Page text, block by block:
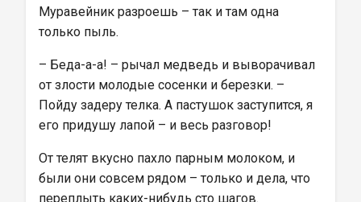
Муравейник разроешь – так и там одна
только пыль.
– Беда-а-а! – рычал медведь и выворачивал
от злости молодые сосенки и березки. –
Пойду задеру телка. А пастушок заступится, я
его придушу лапой – и весь разговор!
От телят вкусно пахло парным молоком, и
были они совсем рядом – только и дела, что
переплыть каких-нибудь сто шагов.